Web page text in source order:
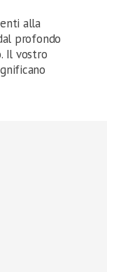
alla
profondo
Il vostro